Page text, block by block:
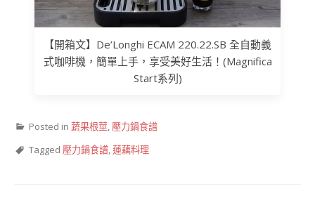
【開箱文】De’Longhi ECAM 220.22.SB 全自動義
式咖啡機，簡單上手，享受美好生活！(Magnifica
Start系列)
Posted in 蔬果根莖, 壓力鍋食譜
Tagged 壓力鍋食譜,蓮藕料理